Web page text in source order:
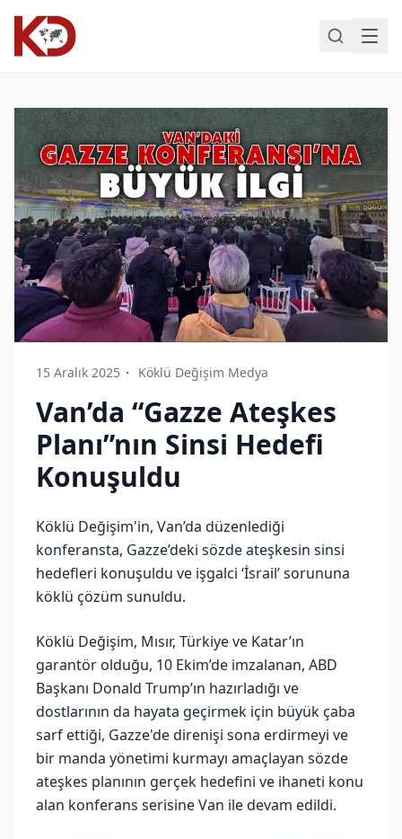
15 Aralık 2025 Köklü Değişim Medya
Van’da “Gazze Ateşkes
Planı”nın Sinsi Hedefi
Konuşuldu
Köklü Değişim'in, Van’da düzenlediği
konferansta, Gazze’deki sözde ateşkesin sinsi
hedefleri konuşuldu ve işgalci ‘İsrail’ sorununa
köklü çözüm sunuldu.
Köklü Değişim, Mısır, Türkiye ve Katar’ın
garantör olduğu, 10 Ekim’de imzalanan, ABD
Başkanı Donald Trump’ın hazırladığı ve
dostlarının da hayata geçirmek için büyük çaba
sarf ettiği, Gazze'de direnişi sona erdirmeyi ve
bir manda yönetimi kurmayı amaçlayan sözde
ateşkes planının gerçek hedefini ve ihaneti konu
alan konferans serisine Van ile devam edildi.